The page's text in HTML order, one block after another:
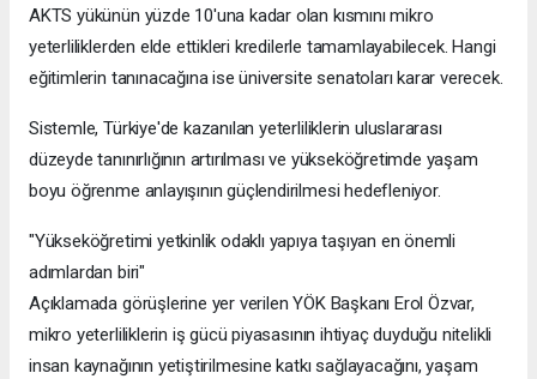
AKTS yükünün yüzde 10'una kadar olan kısmını mikro
yeterliliklerden elde ettikleri kredilerle tamamlayabilecek. Hangi
eğitimlerin tanınacağına ise üniversite senatoları karar verecek.
Sistemle, Türkiye'de kazanılan yeterliliklerin uluslararası
düzeyde tanınırlığının artırılması ve yükseköğretimde yaşam
boyu öğrenme anlayışının güçlendirilmesi hedefleniyor.
"Yükseköğretimi yetkinlik odaklı yapıya taşıyan en önemli
adımlardan biri"
Açıklamada görüşlerine yer verilen YÖK Başkanı Erol Özvar,
mikro yeterliliklerin iş gücü piyasasının ihtiyaç duyduğu nitelikli
insan kaynağının yetiştirilmesine katkı sağlayacağını, yaşam